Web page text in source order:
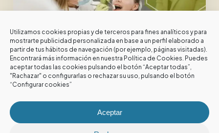
Utilizamos cookies propias y de terceros para fines analíticos y para
mostrarte publicidad personalizada en base a un perfil elaborado a
partir de tus hábitos de navegación (por ejemplo, páginas visitadas).
Encontrará más información en nuestra Política de Cookies. Puedes
aceptar todas las cookies pulsando el botón “Aceptar todas”,
"Rachazar" o configurarlas o rechazar su uso, pulsando el botón
“Configurar cookies”
Aceptar
Novedades Urgencia dental
lo
necesitas
saber.
Urgencias Dentales en Verano. Todo lo
que necesitas saber.